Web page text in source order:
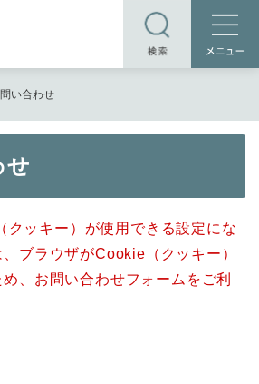
い合わせ
せ
クッキー）が使用できる設定にな
ブラウザがCookie（クッキー）
、お問い合わせフォームをご利